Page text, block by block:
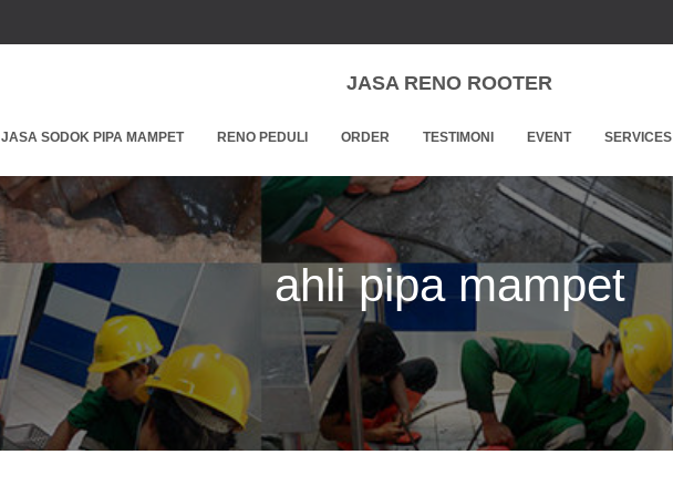
JASA RENO ROOTER
JASA SODOK PIPA MAMPET RENO PEDULI ORDER TESTIMONI EVENT SERVICES
ahli pipa mampet